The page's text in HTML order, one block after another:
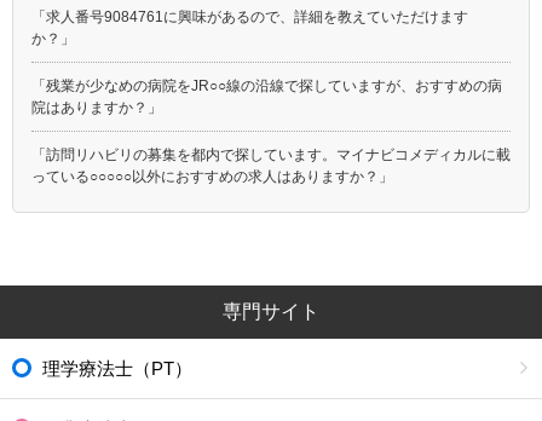
「求人番号9084761に興味があるので、詳細を教えていただけます
か？」
「残業が少なめの病院をJR○○線の沿線で探していますが、おすすめの病
院はありますか？」
「訪問リハビリの募集を都内で探しています。マイナビコメディカルに載
っている○○○○○以外におすすめの求人はありますか？」
専門サイト
理学療法士（PT）